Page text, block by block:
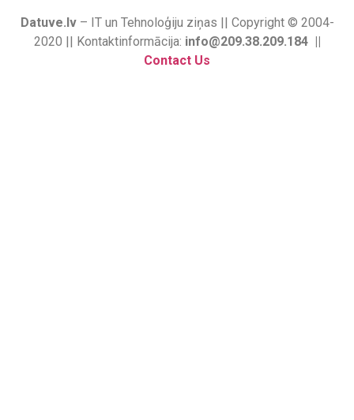
Datuve.lv– IT un Tehnoloģiju ziņas || Copyright © 2004-
2020 || Kontaktinformācija: info@209.38.209.184 ||
Contact Us